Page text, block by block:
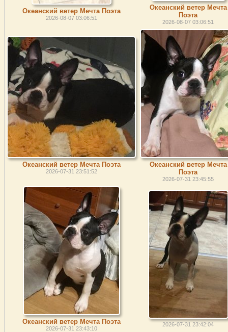
Океанский ветер Мечта Поэта
2026-08-07 03:06:51
Океанский ветер Мечта
Поэта
2026-08-07 03:06:51
Океанский ветер Мечта Поэта
2026-07-31 23:51:52
Океанский ветер Мечта
Поэта
2026-07-31 23:45:55
Океанский ветер Мечта Поэта
2026-07-31 23:43:10
2026-07-31 23:42:04